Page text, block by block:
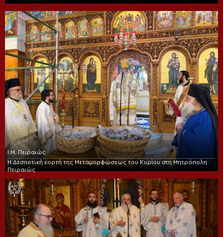
Ι.Μ. Πειραιώς
Η Δεσποτική εορτή της Μεταμορφώσεως του Κυρίου στη Μητρόπολη
Πειραιώς